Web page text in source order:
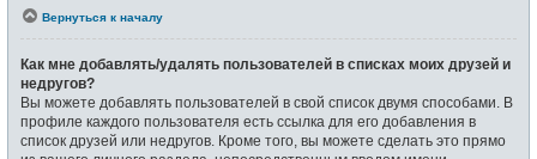
Вернуться к началу
Как мне добавлять/удалять пользователей в списках моих друзей и
недругов?
Вы можете добавлять пользователей в свой список двумя способами. В
профиле каждого пользователя есть ссылка для его добавления в
список друзей или недругов. Кроме того, вы можете сделать это прямо